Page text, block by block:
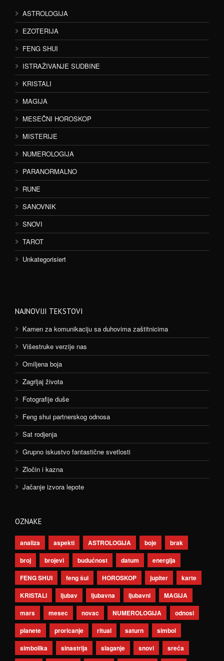
ASTROLOGIJA
EZOTERIJA
FENG SHUI
ISTRAŽIVANJE SUDBINE
KRISTALI
MAGIJA
MESEČNI HOROSKOP
MISTERIJE
NUMEROLOGIJA
PARANORMALNO
RUNE
SANOVNIK
SNOVI
TAROT
Unkategorisiert
NAJNOVIJI TEKSTOVI
Kamen za komunikaciju sa duhovima zaštitnicima
Višestruke verzije nas
Omiljena boja
Zagrljaj života
Fotografije duše
Feng shui partnerskog odnosa
Sat rodjenja
Grupno iskustvo fantastične svetlosti
Zločin i kazna
Jačanje izvora lepote
OZNAKE
analiza aspekti ASTROLOGIJA boje
brak
broj
brojevi budućnost datum
energija
FENG SHUI
feng šui HOROSKOP jupiter
karte
KRISTALI
ljubav ljubavna ljubavni
MAGIJA
mars
mesec novac NUMEROLOGIJA
odnosi
planete
proricanje ritual saturn
simbol
simbolika
sinastrija slaganje snovi sreća